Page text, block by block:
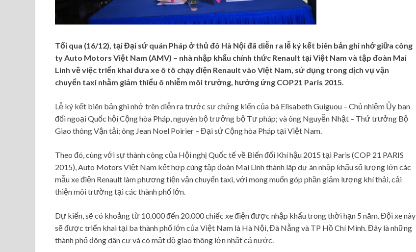
Tối qua (16/12), tại Đại sứ quán Pháp ở thủ đô Hà Nội đã diễn ra lễ ký kết biên bản ghi nhớ giữa công
ty Auto Motors Việt Nam (AMV) – nhà nhập khẩu chính thức Renault tại Việt Nam và tập đoàn Mai
Linh về việc triển khai đưa xe ô tô chạy điện Renault vào Việt Nam, sử dụng trong dịch vụ vận
chuyển taxi nhằm giảm thiểu ô nhiễm môi trường, hưởng ứng COP21 Paris 2015.
Lễ ký kết biên bản ghi nhớ trên diễn ra trước sự chứng kiến của bà Elisabeth Guiguou – Chủ nhiệm Ủy ban
đối ngoại Quốc hội Cộng hòa Pháp, nguyên bộ trưởng bộ Tư pháp; và ông Nguyễn Nhật – Thứ trưởng Bộ
Giao thông Vận tải; ông Jean Noel Poirier – Đại sứ Cộng hòa Pháp tại Việt Nam.
Theo đó, cùng với sự thành công của Hội nghị Quốc tế về Biến đổi Khí hậu 2015 tại Paris (COP 21 PARIS
2015), Auto Motors Việt Nam kết hợp cùng tập đoàn Mai Linh thành lâp dự án nhập khẩu số lượng lớn các
mẫu xe điện Renault làm phương tiện vận chuyển taxi, với mong muốn góp phần giảm lượng khí thải, cải
thiện môi trường tại các thành phố lớn.
Dự kiến, sẽ có khoảng từ 10.000 đến 20.000 chiếc xe điện được nhập khẩu trong thời hạn 5 năm. Đội xe này
sẽ được triển khai tại ba thành phố lớn của Việt Nam là Hà Nội, Đà Nẵng và TP Hồ Chí Minh. Đây là những
thành phố đông dân cư và có mật độ giao thông lớn nhất cả nước.